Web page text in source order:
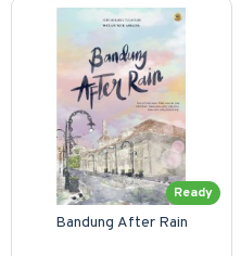
Ready
Bandung After Rain